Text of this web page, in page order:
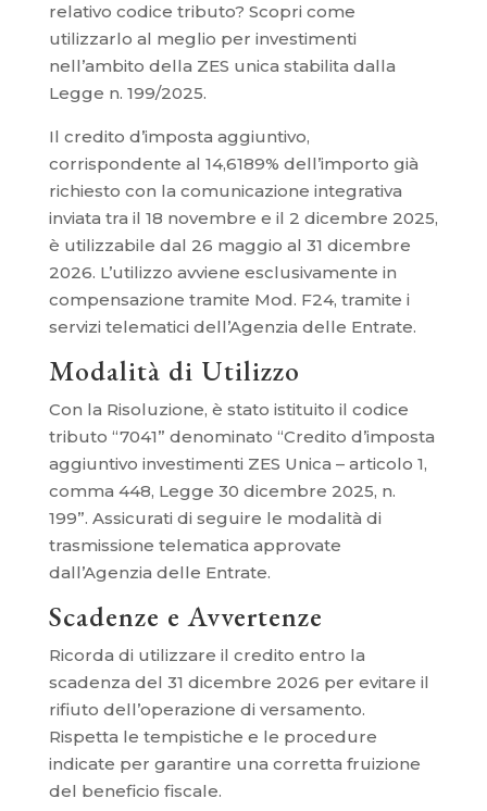
relativo codice tributo? Scopri come
utilizzarlo al meglio per investimenti
nell’ambito della ZES unica stabilita dalla
Legge n. 199/2025.
Il credito d’imposta aggiuntivo,
corrispondente al 14,6189% dell’importo già
richiesto con la comunicazione integrativa
inviata tra il 18 novembre e il 2 dicembre 2025,
è utilizzabile dal 26 maggio al 31 dicembre
2026. L’utilizzo avviene esclusivamente in
compensazione tramite Mod. F24, tramite i
servizi telematici dell’Agenzia delle Entrate.
Modalità di Utilizzo
Con la Risoluzione, è stato istituito il codice
tributo “7041” denominato “Credito d’imposta
aggiuntivo investimenti ZES Unica – articolo 1,
comma 448, Legge 30 dicembre 2025, n.
199”. Assicurati di seguire le modalità di
trasmissione telematica approvate
dall’Agenzia delle Entrate.
Scadenze e Avvertenze
Ricorda di utilizzare il credito entro la
scadenza del 31 dicembre 2026 per evitare il
rifiuto dell’operazione di versamento.
Rispetta le tempistiche e le procedure
indicate per garantire una corretta fruizione
del beneficio fiscale.